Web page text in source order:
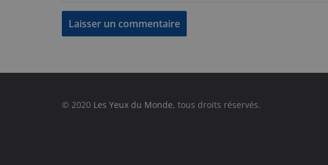
© 2020 Les Yeux du Monde, tous droits réservés.